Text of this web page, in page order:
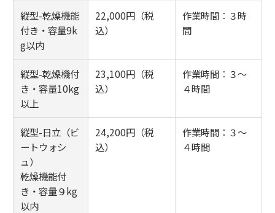
縦型-乾燥機能
付き・容量9k
g以内
22,000円（税
込）
作業時間：３時
間
縦型-乾燥機付
き・容量10kg
以上
23,100円（税
込）
作業時間：３～
４時間
縦型-日立（ビ
ートウォシ
ュ）
乾燥機能付
き・容量９kg
以内
24,200円（税
込）
作業時間：３～
４時間